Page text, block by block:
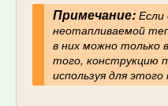
Примечание:Если
неотапливаемой
в них можно только
того, конструкцию
используя для